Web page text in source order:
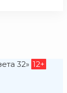
32» 12+